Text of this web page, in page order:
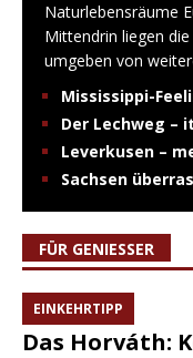
Naturlebensräume
Mittendrin liegen
umgeben von
Mississippi-
Der Lechweg –
Leverkusen –
Sachsen
FÜR GENIESSER
EINKEHRTIPP
Das Horváth: